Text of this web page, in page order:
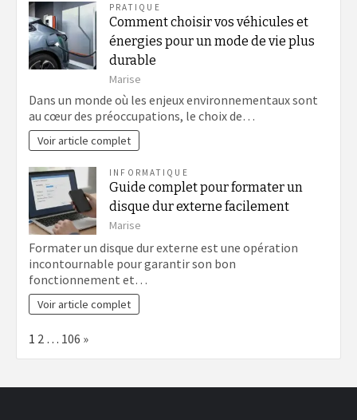
PRATIQUE
Comment choisir vos véhicules et
énergies pour un mode de vie plus
durable
Marise
Dans un monde où les enjeux environnementaux sont
au cœur des préoccupations, le choix de…
Voir article complet
INFORMATIQUE
Guide complet pour formater un
disque dur externe facilement
Marise
Formater un disque dur externe est une opération
incontournable pour garantir son bon
fonctionnement et…
Voir article complet
Page:
1 2 … 106 Next
»